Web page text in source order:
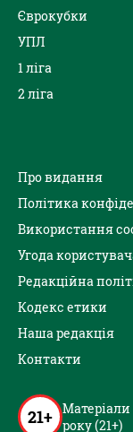
Єврокубки
УПЛ
1 ліга
2 ліга
Про видання
Політика
Використання
Угода
Редакційна
Кодекс етики
Наша редакція
Контакти
21+ Матеріали
року (21+)